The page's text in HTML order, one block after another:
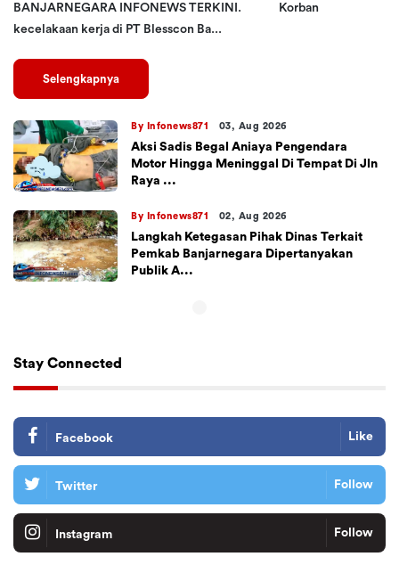
BANJARNEGARA INFONEWS TERKINI. Korban
kecelakaan kerja di PT Blesscon Ba...
Selengkapnya
By Infonews871 03, Aug 2026
Aksi Sadis Begal Aniaya Pengendara
Motor Hingga Meninggal Di Tempat Di Jln
Raya ...
By Infonews871 02, Aug 2026
Langkah Ketegasan Pihak Dinas Terkait
Pemkab Banjarnegara Dipertanyakan
Publik A...
Stay Connected
Facebook Like
Twitter Follow
Instagram Follow